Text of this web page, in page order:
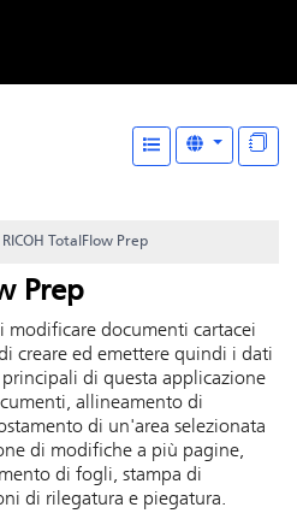
RICOH TotalFlow Prep
Prep
modificare documenti cartacei
creare ed emettere quindi i dati
di questa applicazione
allineamento di
di un'area selezionata
di modifiche a più pagine,
di fogli, stampa di
di rilegatura e piegatura.